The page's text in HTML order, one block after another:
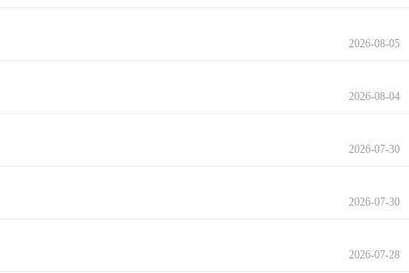
2026-08-05
2026-08-04
2026-07-30
2026-07-30
2026-07-28